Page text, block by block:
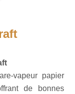
vapeur papier
de bonnes